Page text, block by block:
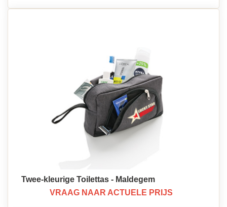
Twee-kleurige Toilettas - Maldegem
VRAAG NAAR ACTUELE PRIJS